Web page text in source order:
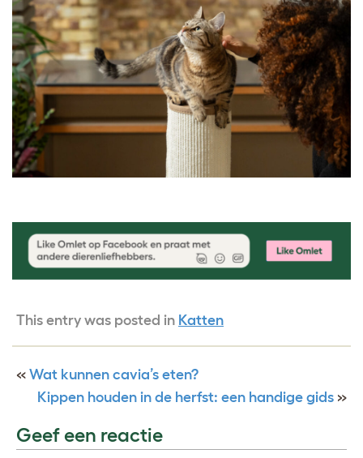
This entry was posted in Katten
« Wat kunnen cavia’s eten?
Kippen houden in de herfst: een handige gids »
Geef een reactie